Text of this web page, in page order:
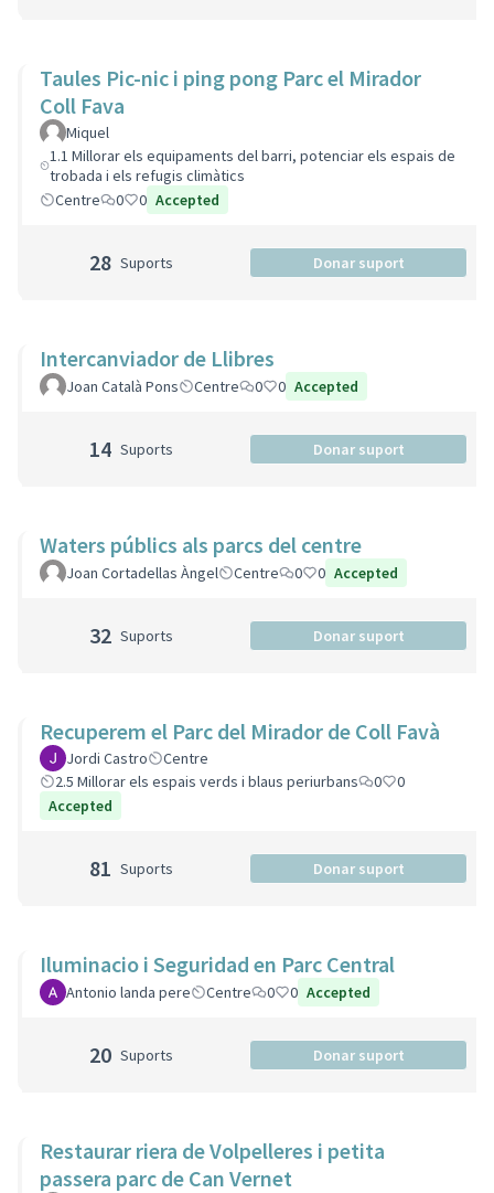
Taules Pic-nic i ping pong Parc el Mirador
Coll Fava
Miquel
1.1 Millorar els equipaments del barri, potenciar els espais de
trobada i els refugis climàtics
Centre
0 0 Accepted
28 Suports Donar suport
Intercanviador de Llibres
Joan Català Pons Centre 0 0 Accepted
14 Suports Donar suport
Waters públics als parcs del centre
Joan Cortadellas Àngel Centre 0 0 Accepted
32 Suports Donar suport
Recuperem el Parc del Mirador de Coll Favà
Jordi Castro
Centre
2.5 Millorar els espais verds i blaus periurbans
0
0
Accepted
81 Suports Donar suport
Iluminacio i Seguridad en Parc Central
Antonio landa pere Centre 0 0 Accepted
20 Suports Donar suport
Restaurar riera de Volpelleres i petita
passera parc de Can Vernet